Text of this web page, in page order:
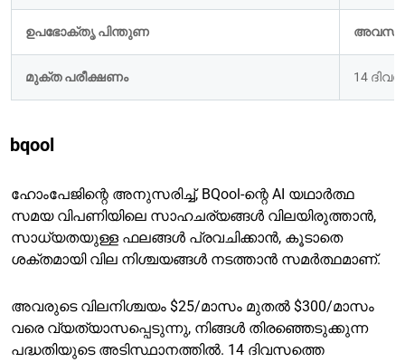
ഉപഭോക്തൃ പിന്തുണ
മുക്ത പരീക്ഷണം 14
bqool
ഹോംപേജിന്റെ അനുസരിച്ച്, BQool-ന്റെ AI യഥാർത്ഥ
സമയ വിപണിയിലെ സാഹചര്യങ്ങൾ വിലയിരുത്താൻ,
സാധ്യതയുള്ള ഫലങ്ങൾ പ്രവചിക്കാൻ, കൂടാതെ
ശക്തമായി വില നിശ്ചയങ്ങൾ നടത്താൻ സമർത്ഥമാണ്.
അവരുടെ വിലനിശ്ചയം $25/മാസം മുതൽ $300/മാസം
വരെ വ്യത്യാസപ്പെടുന്നു, നിങ്ങൾ തിരഞ്ഞെടുക്കുന്ന
പദ്ധതിയുടെ അടിസ്ഥാനത്തിൽ. 14 ദിവസത്തെ